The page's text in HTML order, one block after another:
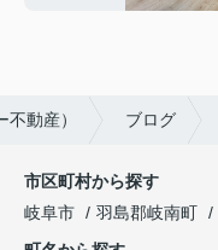
動産） ブログ
市区町村から探す
岐阜市
羽島郡岐南町